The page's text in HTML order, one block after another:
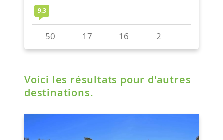
Voici les résultats pour d'autres
destinations.